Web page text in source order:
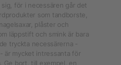
för i necessären går det
som tandborste,
plåster och
läppstift och smink är bara
tryckta necessärerna -
- är mycket intressanta för
Ge bort, till exempel, en